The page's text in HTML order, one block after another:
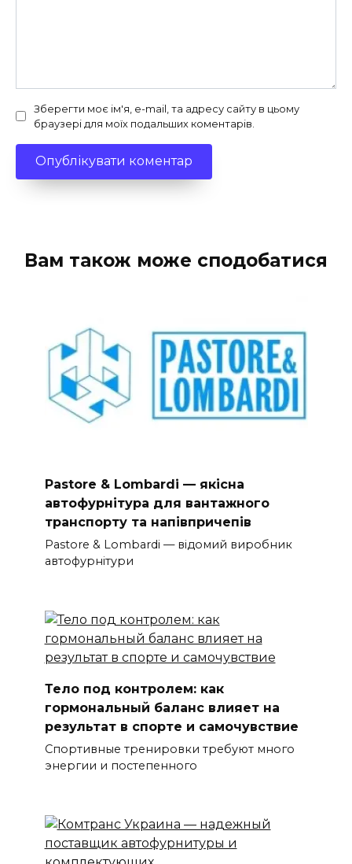
Зберегти моє ім'я, e-mail, та адресу сайту в цьому
браузері для моїх подальших коментарів.
Вам також може сподобатися
Pastore & Lombardi — якісна
автофурнітура для вантажного
транспорту та напівпричепів
Pastore & Lombardi — відомий виробник
автофурнітури
Тело под контролем: как
гормональный баланс влияет на
результат в спорте и самочувствие
Спортивные тренировки требуют много
энергии и постепенного